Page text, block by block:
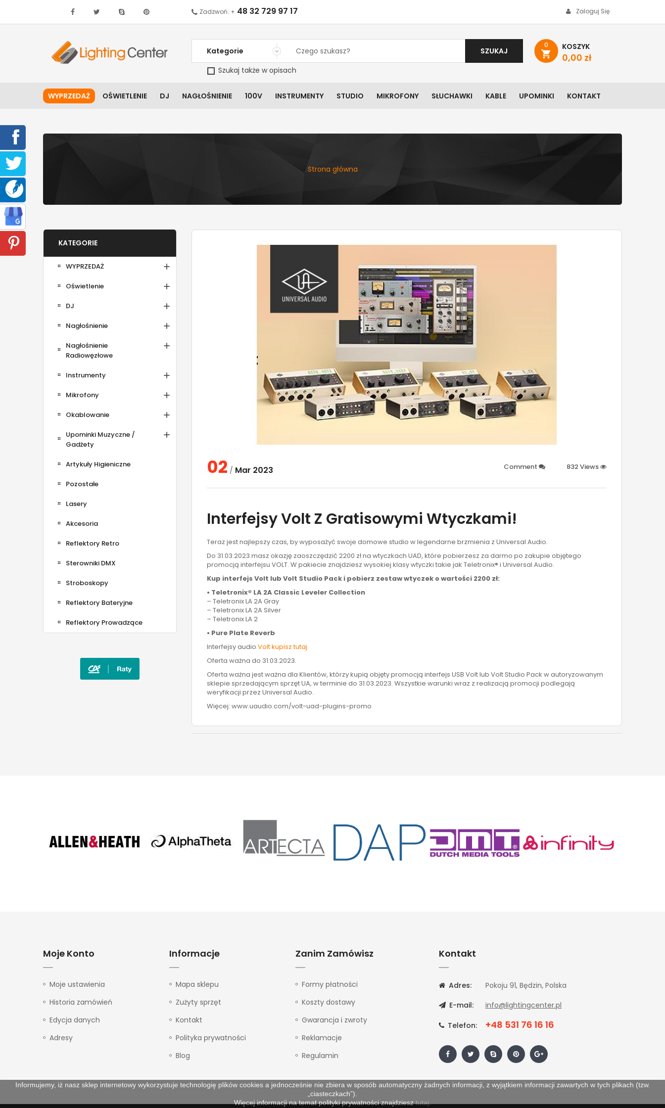
Informujemy, iż nasz sklep internetowy wykorzystuje technologię plików cookies a jednocześnie nie zbiera w sposób automatyczny żadnych informacji, z wyjątkiem informacji zawartych w tych plikach (tzw.
„ciasteczkach”).
Więcej informacji na temat polityki prywatności znajdziesztutaj.
Kategorie
SZUKAJ
Szukaj także w opisach
0
shopping_cart
KOSZYK
0,00 zł
Zadzwoń: + 48 32 729 97 17 Zaloguj Się
WYPRZEDAŻ OŚWIETLENIE DJ NAGŁOŚNIENIE 100V INSTRUMENTY STUDIO MIKROFONY SŁUCHAWKI KABLE UPOMINKI KONTAKT
Strona główna
KATEGORIE
WYPRZEDAŻ 
Oświetlenie 
DJ 
Nagłośnienie 
Nagłośnienie
Radiowęzłowe

Instrumenty 
Mikrofony 
Okablowanie 
Upominki Muzyczne /
Gadżety

Artykuły Higieniczne
Pozostałe
Lasery
Akcesoria
Reflektory Retro
Sterowniki DMX
Stroboskopy
Reflektory Bateryjne
Reflektory Prowadzące
02 / Mar 2023 Comment 832 Views
Interfejsy Volt Z Gratisowymi Wtyczkami!
Teraz jest najlepszy czas, by wyposażyć swoje domowe studio w legendarne brzmienia z Universal Audio.
Do 31.03.2023 masz okazję zaoszczędzić 2200 zł na wtyczkach UAD, które pobierzesz za darmo po zakupie objętego
promocją interfejsu VOLT. W pakiecie znajdziesz wysokiej klasy wtyczki takie jak Teletronix® i Universal Audio.
Kup interfejs Volt lub Volt Studio Pack i pobierz zestaw wtyczek o wartości 2200 zł:
• Teletronix® LA 2A Classic Leveler Collection
– Teletronix LA 2A Gray
– Teletronix LA 2A Silver
– Teletronix LA 2
• Pure Plate Reverb
Interfejsy audio Volt kupisz tutaj
Oferta ważna do 31.03.2023.
Oferta ważna jest ważna dla Klientów, którzy kupią objęty promocją interfejs USB Volt lub Volt Studio Pack w autoryzowanym
sklepie sprzedającym sprzęt UA, w terminie do 31.03.2023. Wszystkie warunki wraz z realizacją promocji podlegają
weryfikacji przez Universal Audio.
Więcej: www.uaudio.com/volt-uad-plugins-promo
Moje Konto
Moje ustawienia
Historia zamówień
Edycja danych
Adresy
Informacje
Mapa sklepu
Zużyty sprzęt
Kontakt
Polityka prywatności
Blog
Zanim Zamówisz
Formy płatności
Koszty dostawy
Gwarancja i zwroty
Reklamacje
Regulamin
Kontakt
Adres:
Pokoju 91, Będzin, Polska
E-mail:
info@lightingcenter.pl
Telefon: +48 531 76 16 16